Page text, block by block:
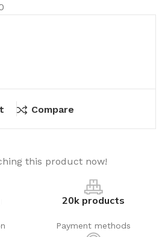
Compare
this product now!
20k products
Payment methods